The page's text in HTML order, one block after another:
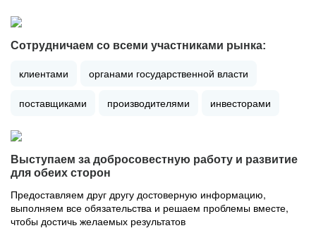
Сотрудничаем со всеми участниками рынка:
клиентами органами государственной власти
поставщиками производителями инвесторами
Выступаем за добросовестную работу и развитие
для обеих сторон
Предоставляем друг другу достоверную информацию,
выполняем все обязательства и решаем проблемы вместе,
чтобы достичь желаемых результатов